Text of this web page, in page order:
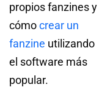
propios fanzines y
cómocrear un
fanzine utilizando
el software más
popular.